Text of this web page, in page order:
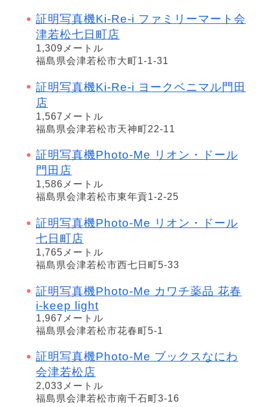
証明写真機Ki-Re-i ファミリーマート会
津若松七日町店
1,309メートル
福島県会津若松市大町1-1-31
証明写真機Ki-Re-i ヨークベニマル門田
店
1,567メートル
福島県会津若松市天神町22-11
証明写真機Photo-Me リオン・ドール
門田店
1,586メートル
福島県会津若松市東年貢1-2-25
証明写真機Photo-Me リオン・ドール
七日町店
1,765メートル
福島県会津若松市西七日町5-33
証明写真機Photo-Me カワチ薬品 花春
i-keep light
1,967メートル
福島県会津若松市花春町5-1
証明写真機Photo-Me ブックスなにわ
会津若松店
2,033メートル
福島県会津若松市南千石町3-16